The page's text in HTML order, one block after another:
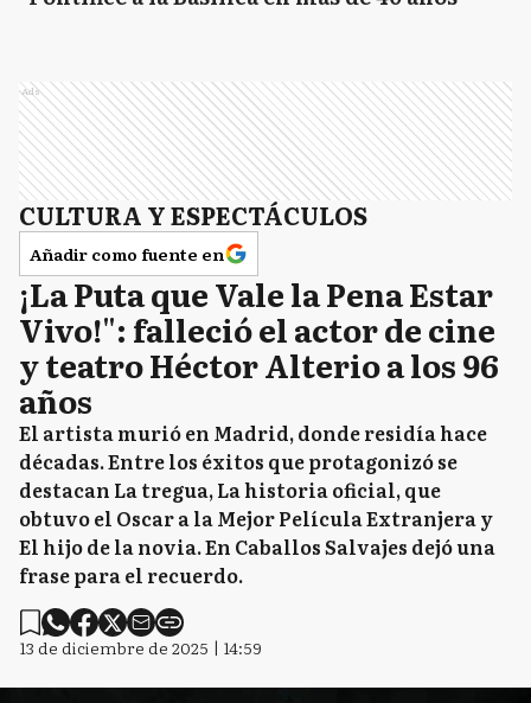
Ads
CULTURA Y ESPECTÁCULOS
Añadir como fuente en
¡La Puta que Vale la Pena Estar
Vivo!": falleció el actor de cine
y teatro Héctor Alterio a los 96
años
El artista murió en Madrid, donde residía hace
décadas. Entre los éxitos que protagonizó se
destacan La tregua, La historia oficial, que
obtuvo el Oscar a la Mejor Película Extranjera y
El hijo de la novia. En Caballos Salvajes dejó una
frase para el recuerdo.
13 de diciembre de 2025 | 14:59